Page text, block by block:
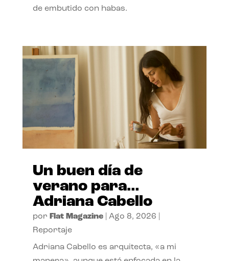
de embutido con habas.
Un buen día de
verano para…
Adriana Cabello
por Flat Magazine| Ago 8, 2026
Reportaje
Adriana Cabello es arquitecta, «a mi